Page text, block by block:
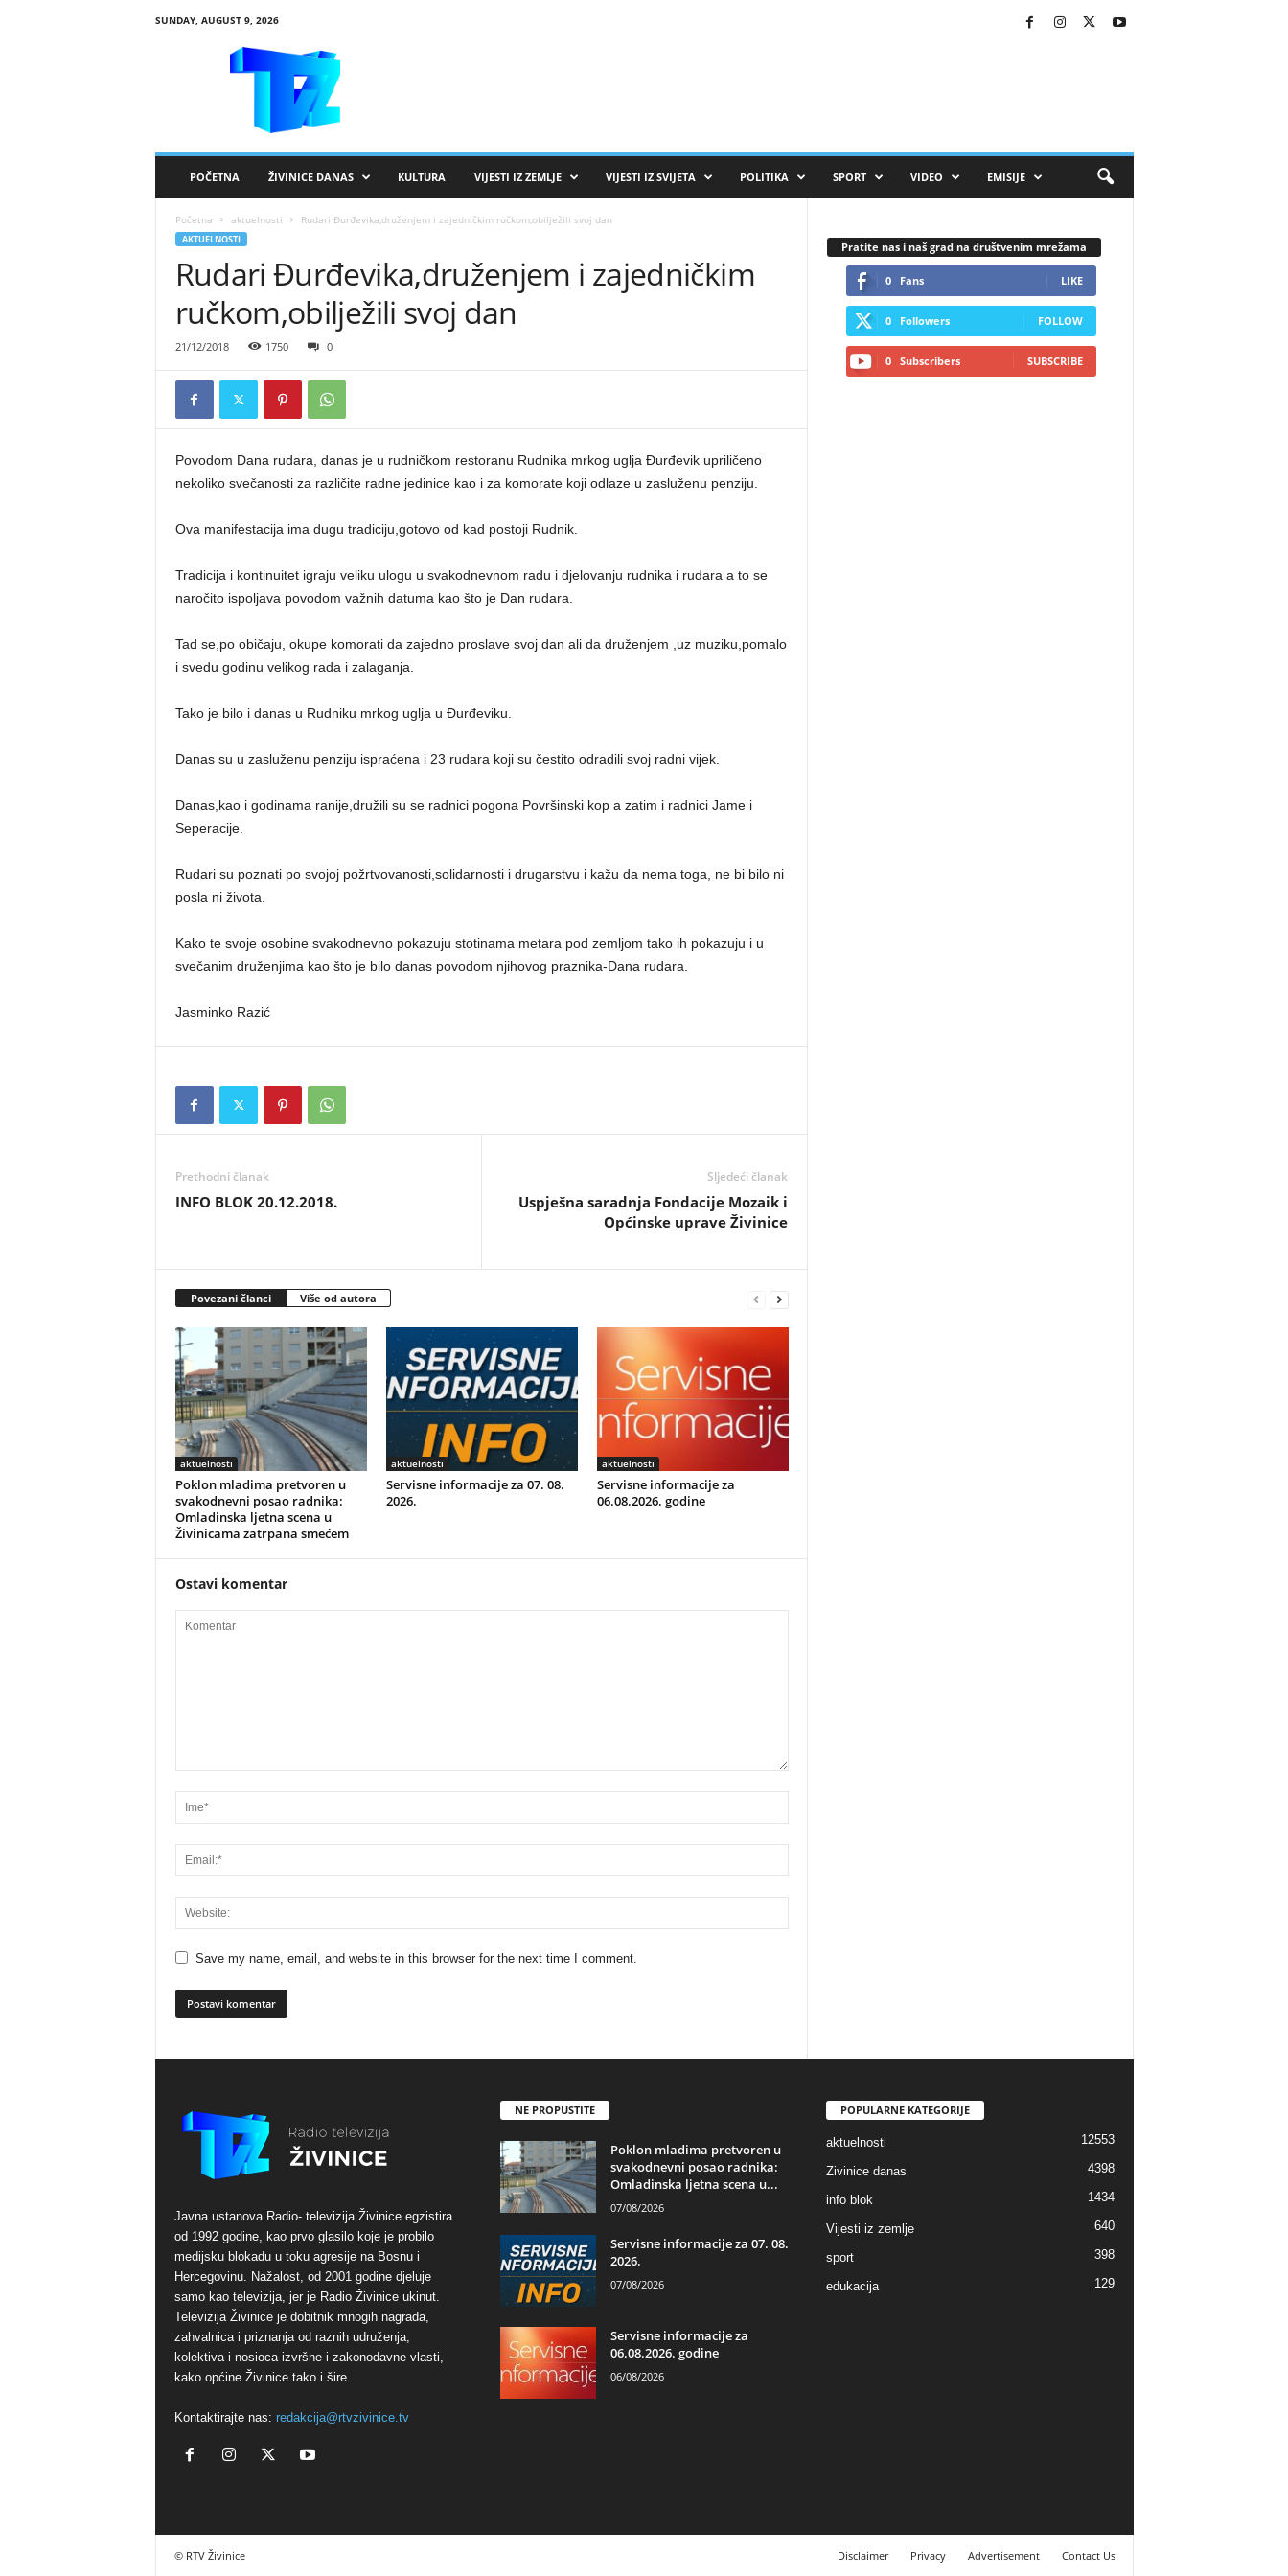
SUNDAY, AUGUST 9, 2026
POČETNA ŽIVINICE DANAS KULTURA VIJESTI IZ ZEMLJE VIJESTI IZ SVIJETA POLITIKA SPORT VIDEO EMISIJE
Početna aktuelnosti Rudari Đurđevika,druženjem i zajedničkim ručkom,obilježili svoj dan
AKTUELNOSTI
Rudari Đurđevika,druženjem i zajedničkim
ručkom,obilježili svoj dan
21/12/2018 1750 0
Povodom Dana rudara, danas je u rudničkom restoranu Rudnika mrkog uglja Đurđevik upriličeno
nekoliko svečanosti za različite radne jedinice kao i za komorate koji odlaze u zasluženu penziju.
Ova manifestacija ima dugu tradiciju,gotovo od kad postoji Rudnik.
Tradicija i kontinuitet igraju veliku ulogu u svakodnevnom radu i djelovanju rudnika i rudara a to se
naročito ispoljava povodom važnih datuma kao što je Dan rudara.
Tad se,po običaju, okupe komorati da zajedno proslave svoj dan ali da druženjem ,uz muziku,pomalo
i svedu godinu velikog rada i zalaganja.
Tako je bilo i danas u Rudniku mrkog uglja u Đurđeviku.
Danas su u zasluženu penziju ispraćena i 23 rudara koji su čestito odradili svoj radni vijek.
Danas,kao i godinama ranije,družili su se radnici pogona Površinski kop a zatim i radnici Jame i
Seperacije.
Rudari su poznati po svojoj požrtvovanosti,solidarnosti i drugarstvu i kažu da nema toga, ne bi bilo ni
posla ni života.
Kako te svoje osobine svakodnevno pokazuju stotinama metara pod zemljom tako ih pokazuju i u
svečanim druženjima kao što je bilo danas povodom njihovog praznika-Dana rudara.
Jasminko Razić
Prethodni članak
INFO BLOK 20.12.2018.
Sljedeći članak
Uspješna saradnja Fondacije Mozaik i
Općinske uprave Živinice
Povezani članci Više od autora
aktuelnosti
Poklon mladima pretvoren u
svakodnevni posao radnika:
Omladinska ljetna scena u
Živinicama zatrpana smećem
aktuelnosti
Servisne informacije za 07. 08.
2026.
aktuelnosti
Servisne informacije za
06.08.2026. godine
Ostavi komentar
Save my name, email, and website in this browser for the next time I comment.
Pratite nas i naš grad na društvenim mrežama
0 Fans LIKE
0 Followers FOLLOW
0 Subscribers SUBSCRIBE
Javna ustanova Radio- televizija Živinice egzistira
od 1992 godine, kao prvo glasilo koje je probilo
medijsku blokadu u toku agresije na Bosnu i
Hercegovinu. Nažalost, od 2001 godine djeluje
samo kao televizija, jer je Radio Živinice ukinut.
Televizija Živinice je dobitnik mnogih nagrada,
zahvalnica i priznanja od raznih udruženja,
kolektiva i nosioca izvršne i zakonodavne vlasti,
kako općine Živinice tako i šire.
Kontaktirajte nas: redakcija@rtvzivinice.tv
NE PROPUSTITE
Poklon mladima pretvoren u
svakodnevni posao radnika:
Omladinska ljetna scena u...
07/08/2026
Servisne informacije za 07. 08.
2026.
07/08/2026
Servisne informacije za
06.08.2026. godine
06/08/2026
POPULARNE KATEGORIJE
aktuelnosti 12553
Zivinice danas 4398
info blok 1434
Vijesti iz zemlje 640
sport 398
edukacija 129
Disclaimer Privacy Advertisement Contact Us
© RTV Živinice